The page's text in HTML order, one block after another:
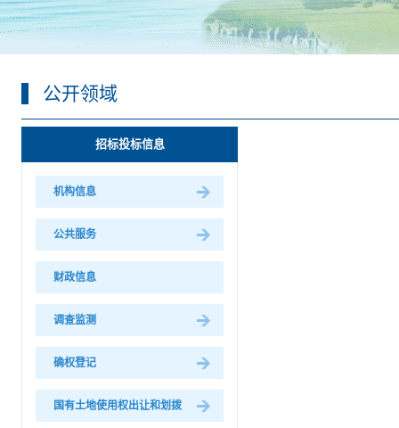
公开领域
招标投标信息
机构信息
公共服务
财政信息
调查监测
确权登记
国有土地使用权出让和划拨